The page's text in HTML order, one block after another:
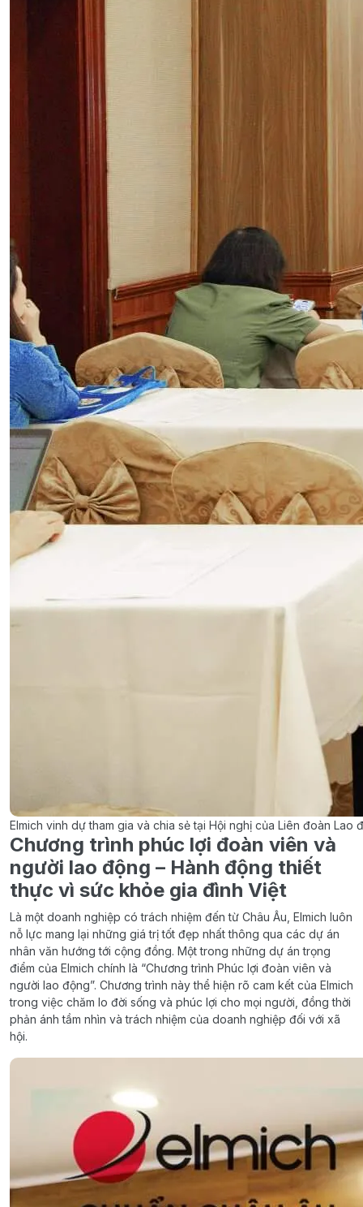
Elmich vinh dự tham gia và chia sẻ tại Hội nghị của Liên đoàn Lao
Chương trình phúc lợi đoàn viên và
người lao động – Hành động thiết
thực vì sức khỏe gia đình Việt
Là một doanh nghiệp có trách nhiệm đến từ Châu Âu, Elmich luôn
nỗ lực mang lại những giá trị tốt đẹp nhất thông qua các dự án
nhân văn hướng tới cộng đồng. Một trong những dự án trọng
điểm của Elmich chính là “Chương trình Phúc lợi đoàn viên và
người lao động”. Chương trình này thể hiện rõ cam kết của Elmich
trong việc chăm lo đời sống và phúc lợi cho mọi người, đồng thời
phản ánh tầm nhìn và trách nhiệm của doanh nghiệp đối với xã
hội.